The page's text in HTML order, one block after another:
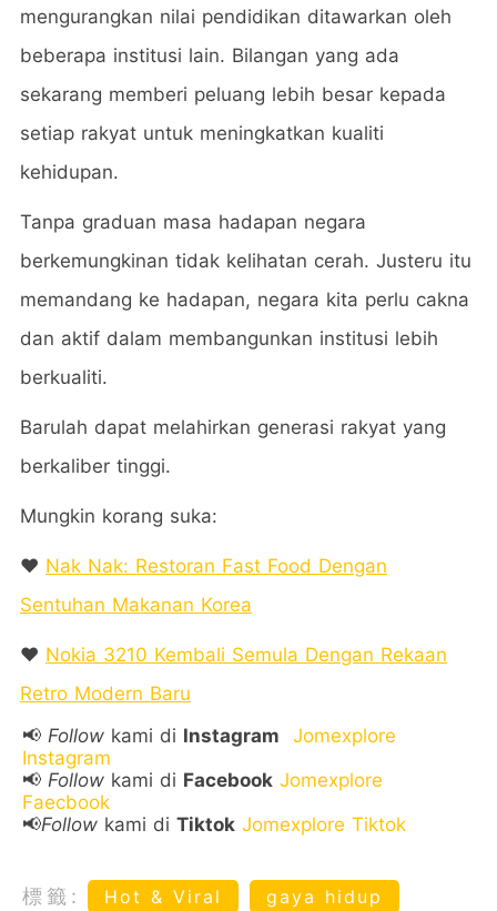
mengurangkan nilai pendidikan ditawarkan oleh
beberapa institusi lain. Bilangan yang ada
sekarang memberi peluang lebih besar kepada
setiap rakyat untuk meningkatkan kualiti
kehidupan.
Tanpa graduan masa hadapan negara
berkemungkinan tidak kelihatan cerah. Justeru itu
memandang ke hadapan, negara kita perlu cakna
dan aktif dalam membangunkan institusi lebih
berkualiti.
Barulah dapat melahirkan generasi rakyat yang
berkaliber tinggi.
Mungkin korang suka:
❤️ Nak Nak: Restoran Fast Food Dengan
Sentuhan Makanan Korea
❤️ Nokia 3210 Kembali Semula Dengan Rekaan
Retro Modern Baru
📢 Follow kami di Instagram
Jomexplore
Instagram
📢 Follow kami di Facebook Jomexplore
Faecbook
📢Follow kami di Tiktok Jomexplore Tiktok
標籤: Hot & Viral
gaya hidup